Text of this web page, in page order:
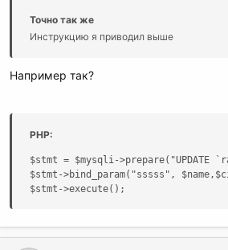
Точно так же
Инструкцию я приводил выше
Например так?
PHP:
$stmt = $mysqli-
$stmt->bind_param("sssss",
$stmt->execute();